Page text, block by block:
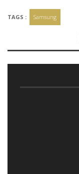
TAGS : Samsung